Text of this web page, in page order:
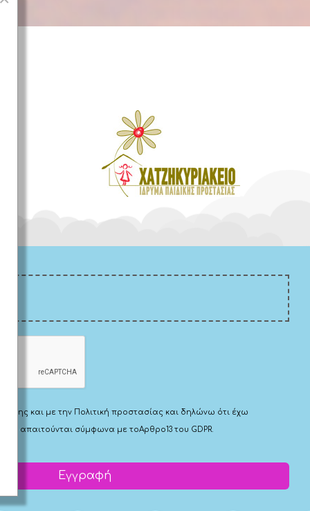
και με την Πολιτική προστασίας και δηλώνω ότι έχω
που απαιτούνται σύμφωνα με τοΑρθρο13 του GDPR.
Εγγραφή